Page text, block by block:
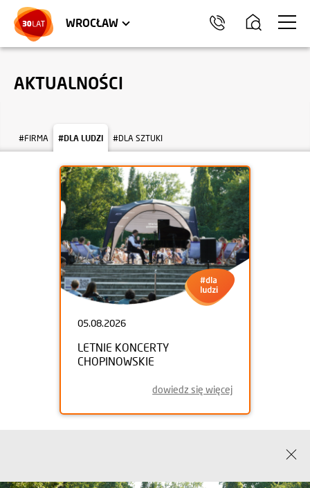
WROCŁAW
TRÓJMIASTO
AKTUALNOŚCI
#FIRMA #DLA LUDZI #DLA SZTUKI
05.08.2026
LETNIE KONCERTY
CHOPINOWSKIE
dowiedz się więcej